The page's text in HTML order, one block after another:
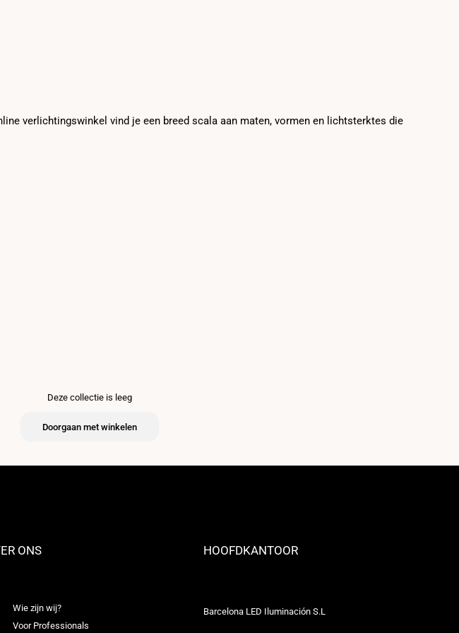
verlichtingswinkel vind je een breed scala aan maten, vormen en lichtsterktes die
Deze collectie is leeg
Doorgaan met winkelen
ONS
Wie zijn wij?
Voor Professionals
HOOFDKANTOOR
Barcelona LED Iluminación S.L